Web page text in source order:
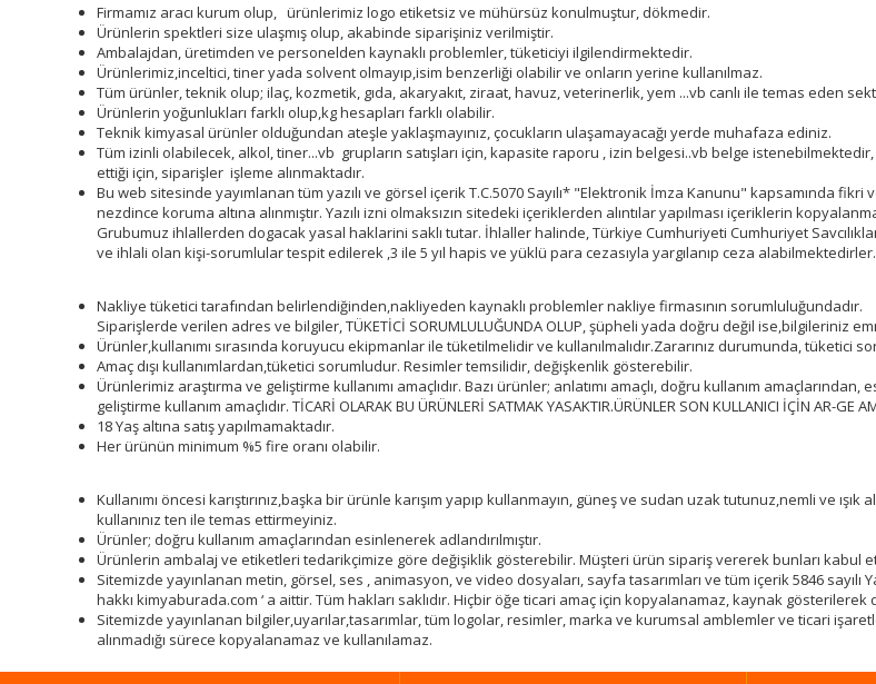
Firmamız aracı kurum olup, ürünlerimiz logo etiketsiz ve mühürsüz konulmuştur, dökmedir.
Ürünlerin spektleri size ulaşmış olup, akabinde siparişiniz verilmiştir.
Ambalajdan, üretimden ve personelden kaynaklı problemler, tüketiciyi ilgilendirmektedir.
Ürünlerimiz,inceltici, tiner yada solvent olmayıp,isim benzerliği olabilir ve onların yerine kullanılmaz.
Tüm ürünler, teknik olup; ilaç, kozmetik, gıda, akaryakıt, ziraat, havuz, veterinerlik, yem ...vb canlı ile temas eden
Ürünlerin yoğunlukları farklı olup,kg hesapları farklı olabilir.
Teknik kimyasal ürünler olduğundan ateşle yaklaşmayınız, çocukların ulaşamayacağı yerde muhafaza ediniz.
Tüm izinli olabilecek, alkol, tiner...vb grupların satışları için, kapasite raporu , izin belgesi..vb belge
ettiği için, siparişler işleme alınmaktadır.
Bu web sitesinde yayımlanan tüm yazılı ve görsel içerik T.C.5070 Sayılı* "Elektronik İmza Kanunu" kapsamında
nezdince koruma altına alınmıştır. Yazılı izni olmaksızın sitedeki içeriklerden alıntılar yapılması içeriklerin
Grubumuz ihlallerden dogacak yasal haklarini saklı tutar. İhlaller halinde, Türkiye Cumhuriyeti Cumhuriyet
ve ihlali olan kişi-sorumlular tespit edilerek ,3 ile 5 yıl hapis ve yüklü para cezasıyla yargılanıp ceza alabilmektedirler.
Nakliye tüketici tarafından belirlendiğinden,nakliyeden kaynaklı problemler nakliye firmasının sorumluluğundadır.
Siparişlerde verilen adres ve bilgiler, TÜKETİCİ SORUMLULUĞUNDA OLUP, şüpheli yada doğru değil ise,bilgileriniz
Ürünler,kullanımı sırasında koruyucu ekipmanlar ile tüketilmelidir ve kullanılmalıdır.Zararınız durumunda, tüketici
Amaç dışı kullanımlardan,tüketici sorumludur. Resimler temsilidir, değişkenlik gösterebilir.
Ürünlerimiz araştırma ve geliştirme kullanımı amaçlıdır. Bazı ürünler; anlatımı amaçlı, doğru kullanım
geliştirme kullanım amaçlıdır. TİCARİ OLARAK BU ÜRÜNLERİ SATMAK YASAKTIR.ÜRÜNLER SON KULLANICI İÇİN AR-GE
18 Yaş altına satış yapılmamaktadır.
Her ürünün minimum %5 fire oranı olabilir.
Kullanımı öncesi karıştırınız,başka bir ürünle karışım yapıp kullanmayın, güneş ve sudan uzak tutunuz,nemli ve
kullanınız ten ile temas ettirmeyiniz.
Ürünler; doğru kullanım amaçlarından esinlenerek adlandırılmıştır.
Ürünlerin ambalaj ve etiketleri tedarikçimize göre değişiklik gösterebilir. Müşteri ürün sipariş vererek bunları kabul
Sitemizde yayınlanan metin, görsel, ses , animasyon, ve video dosyaları, sayfa tasarımları ve tüm içerik 5846
hakkı kimyaburada.com ‘ a aittir. Tüm hakları saklıdır. Hiçbir öğe ticari amaç için kopyalanamaz, kaynak
Sitemizde yayınlanan bilgiler,uyarılar,tasarımlar, tüm logolar, resimler, marka ve kurumsal amblemler ve ticari
alınmadığı sürece kopyalanamaz ve kullanılamaz.